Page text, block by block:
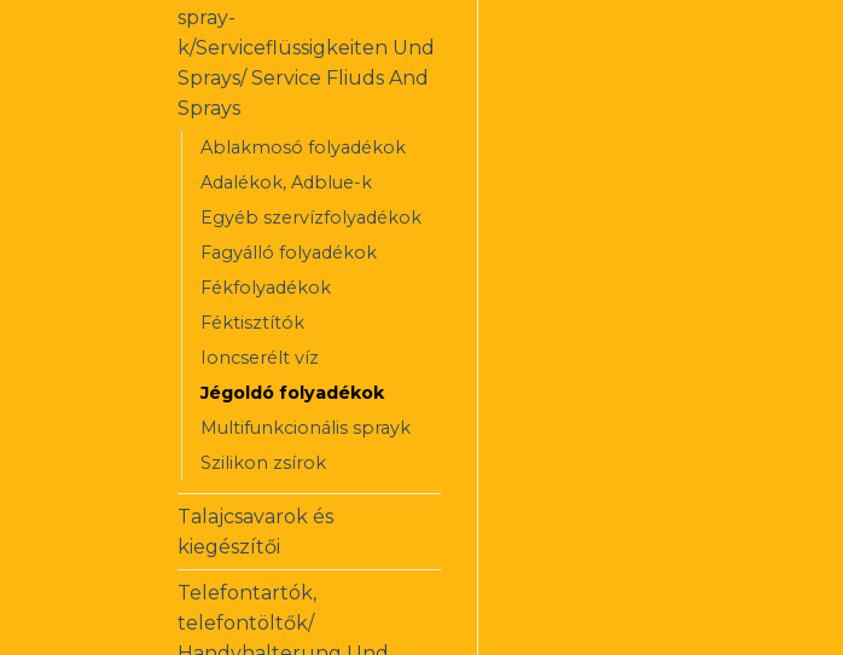
spray-
k/Serviceflüssigkeiten Und
Sprays/ Service Fliuds And
Sprays
Ablakmosó folyadékok
Adalékok, Adblue-k
Egyéb szervízfolyadékok
Fagyálló folyadékok
Fékfolyadékok
Féktisztítók
Ioncserélt víz
Jégoldó folyadékok
Multifunkcionális sprayk
Szilikon zsírok
Talajcsavarok és
kiegészítői
Telefontartók,
telefontöltők/